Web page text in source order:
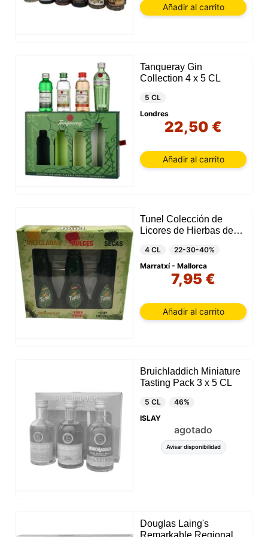
Añadir al carrito
Tanqueray Gin
Collection 4 x 5 CL
5 CL
Londres
22,50 €
Añadir al carrito
Tunel Colección de
Licores de Hierbas de
4 CL
22-30-40%
Marratxí - Mallorca
7,95 €
Añadir al carrito
Bruichladdich Miniature
Tasting Pack 3 x 5 CL
5 CL
46%
ISLAY
agotado
Avisar disponibilidad
Douglas Laing's
Remarkable Regional